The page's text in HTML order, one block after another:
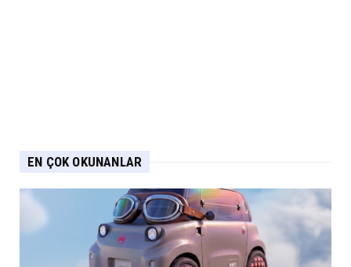
EN ÇOK OKUNANLAR